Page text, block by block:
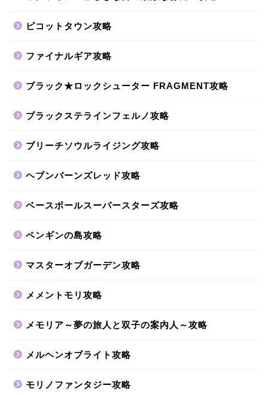
ピコットタウン攻略
ファイナルギア攻略
ブラック★ロックシューター FRAGMENT攻略
ブラックステラインフェルノ攻略
ブリーチソウルライジング攻略
ヘブンバーンズレッド攻略
ベースボールスーパースターズ攻略
ペンギンの島攻略
マスターオブガーデン攻略
メメントモリ攻略
メモリア～夢の旅人と双子の案内人～攻略
メルヘンオブライト攻略
モリノファンタジー攻略